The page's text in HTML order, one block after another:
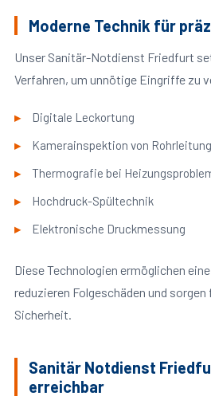
Moderne Technik für
Unser Sanitär-Notdienst Friedfurt
Verfahren, um unnötige Eingriffe zu
Digitale Leckortung
Kamerainspektion von
Thermografie bei
Hochdruck-Spültechnik
Elektronische Druckmessung
Diese Technologien ermöglichen
reduzieren Folgeschäden und
Sicherheit.
Sanitär Notdienst
erreichbar